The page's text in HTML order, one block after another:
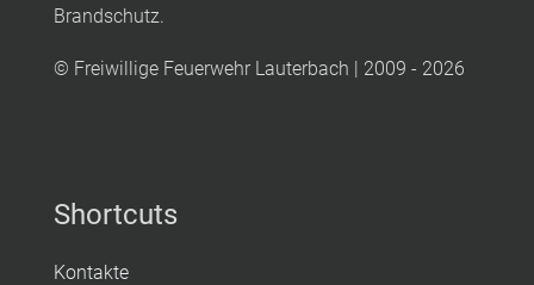
Brandschutz.
© Freiwillige Feuerwehr Lauterbach | 2009 - 2026
Shortcuts
Kontakte